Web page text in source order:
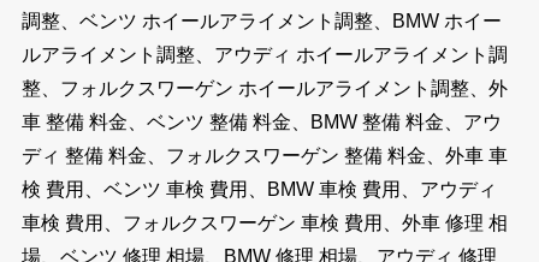
調整、ベンツ ホイールアライメント調整、BMW ホイー
ルアライメント調整、アウディ ホイールアライメント調
整、フォルクスワーゲン ホイールアライメント調整、外
車 整備 料金、ベンツ 整備 料金、BMW 整備 料金、アウ
ディ 整備 料金、フォルクスワーゲン 整備 料金、外車 車
検 費用、ベンツ 車検 費用、BMW 車検 費用、アウディ
車検 費用、フォルクスワーゲン 車検 費用、外車 修理 相
場、ベンツ 修理 相場、BMW 修理 相場、アウディ 修理